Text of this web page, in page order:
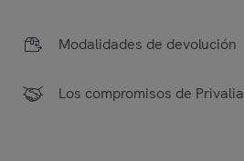
Modalidades de devolución
Los compromisos de Privalia